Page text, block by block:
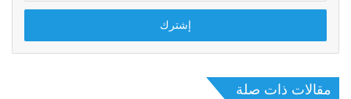
الإلكتروني
مقالات ذات صلة